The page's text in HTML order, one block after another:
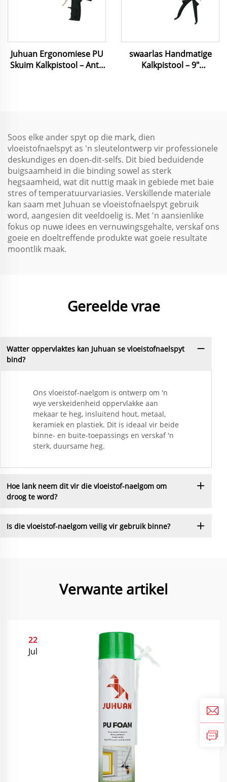
Juhuan Ergonomiese PU
Skuim Kalkpistool – Anti-
swaarlas Handmatige
Kalkpistool – 9"
Soos elke ander spyt op die mark, dien
vloeistofnaelspyt as 'n sleutelontwerp vir professionele
deskundiges en doen-dit-selfs. Dit bied beduidende
buigsaamheid in die binding sowel as sterk
hegsaamheid, wat dit nuttig maak in gebiede met baie
stres of temperatuurvariasies. Verskillende materiale
kan saam met Juhuan se vloeistofnaelspyt gebruik
word, aangesien dit veeldoelig is. Met 'n aansienlike
fokus op nuwe idees en vernuwingsgehalte, verskaf ons
goeie en doeltreffende produkte wat goeie resultate
moontlik maak.
Gereelde vrae
Watter oppervlaktes kan Juhuan se vloeistofnaelspyt
bind?
Ons vloeistof-naelgom is ontwerp om 'n
wye verskeidenheid oppervlakke aan
mekaar te heg, insluitend hout, metaal,
keramiek en plastiek. Dit is ideaal vir beide
binne- en buite-toepassings en verskaf 'n
sterk, duursame heg.
Hoe lank neem dit vir die vloeistof-naelgom om
droog te word?
Is die vloeistof-naelgom veilig vir gebruik binne?
Verwante artikel
22
Jul